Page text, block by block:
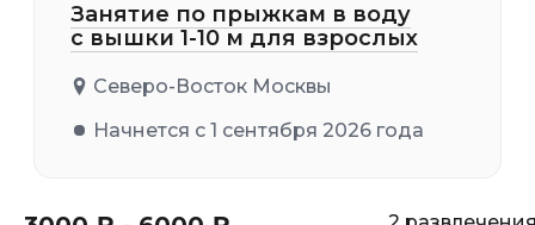
Занятие по прыжкам в воду
с вышки 1-10 м для взрослых
Северо-Восток Москвы
Начнется с 1 сентября 2026 года